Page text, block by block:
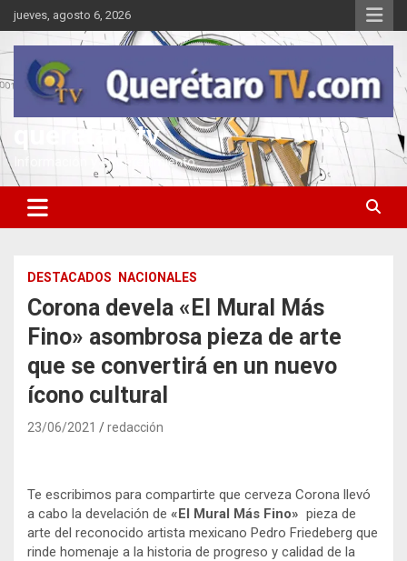
Saltar
al
contenido
jueves, agosto 6, 2026
queretarotv
Información y entretenimiento
DESTACADOS NACIONALES
Corona devela «El Mural Más
Fino» asombrosa pieza de arte
que se convertirá en un nuevo
ícono cultural
23/06/2021 redacción
Te escribimos para compartirte que cerveza Corona llevó
a cabo la develación de «El Mural Más Fino» pieza de
arte del reconocido artista mexicano Pedro Friedeberg que
rinde homenaje a la historia de progreso y calidad de la